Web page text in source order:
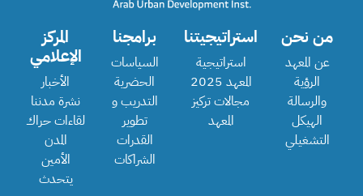
من نحن
عن المعهد
الرؤية
والرسالة
الهيكل
التشغيلي
استراتيجيتنا
استراتيجية
المعهد 2025
مجالات تركيز
المعهد
برامجنا
السياسات
الحضرية
التدريب و
تطوير
القدرات
الشراكات
المركز
الإعلامي
الأخبار
نشرة مدننا
لقاءات حراك
المدن
الأمين
يتحدث